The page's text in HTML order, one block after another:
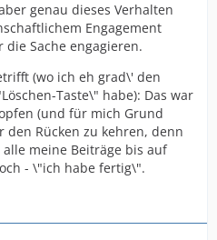
genau dieses Verhalten
Engagement
Sache engagieren.
(wo ich eh grad\' den
Taste\" habe): Das war
(und für mich Grund
Rücken zu kehren, denn
meine Beiträge bis auf
- \"ich habe fertig\".